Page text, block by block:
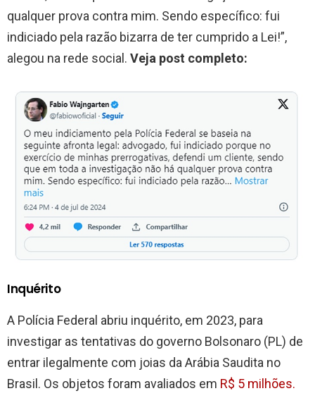
qualquer prova contra mim. Sendo específico: fui
indiciado pela razão bizarra de ter cumprido a Lei!”,
alegou na rede social. Veja post completo:
Inquérito
A Polícia Federal abriu inquérito, em 2023, para
investigar as tentativas do governo Bolsonaro (PL) de
entrar ilegalmente com joias da Arábia Saudita no
Brasil. Os objetos foram avaliados em R$ 5 milhões.